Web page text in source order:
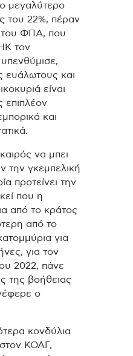
μεγαλύτερο
του 22%, πέραν
του ΦΠΑ, που
τον
ευάλωτους και
είναι
επιπλέον
και
να μπει
την γκεμπελική
προτείνει την
που η
από το κράτος
από το
για
για τον
2022, πάνε
της βοήθειας
ο
κονδύλια
ΚΟΑΓ,